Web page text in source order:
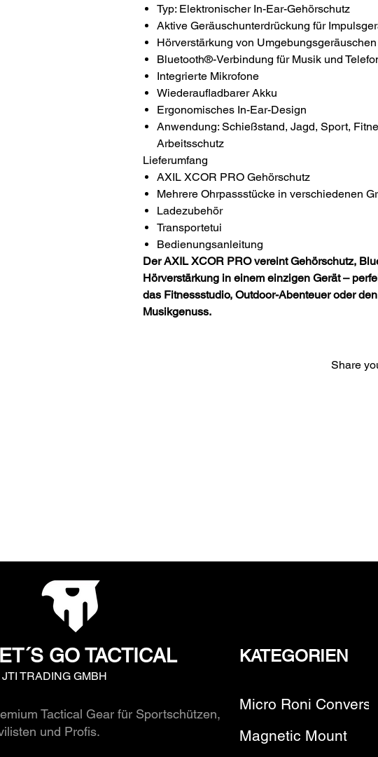
Typ: Elektronischer In-Ear-Gehörschutz
Aktive Geräuschunterdrückung für
Hörverstärkung von Umgebungsgeräuschen
Bluetooth®-Verbindung für Musik und
Integrierte Mikrofone
Wiederaufladbarer Akku
Ergonomisches In-Ear-Design
Anwendung: Schießstand, Jagd, Sport,
Arbeitsschutz
Lieferumfang
AXIL XCOR PRO Gehörschutz
Mehrere Ohrpassstücke in verschiedenen
Ladezubehör
Transportetui
Bedienungsanleitung
Der AXIL XCOR PRO vereint Gehörschutz,
Hörverstärkung in einem einzigen Gerät –
das Fitnessstudio, Outdoor-Abenteuer oder
Musikgenuss.
Share
GO TACTICAL KATEGORIEN
TRADING GMBH
Tactical Gear für Sportschützen,
und Profis.
Micro Roni
Magnetic Mount